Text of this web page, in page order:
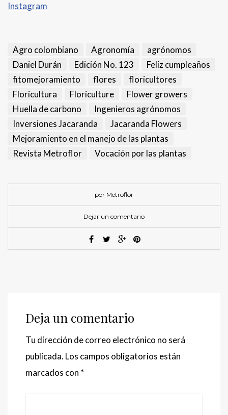
Instagram
Agro colombiano Agronomía
agrónomos
Daniel Durán
Edición No. 123
Feliz cumpleaños
fitomejoramiento
flores
floricultores
Floricultura
Floriculture
Flower growers
Huella de carbono
Ingenieros agrónomos
Inversiones Jacaranda
Jacaranda Flowers
Mejoramiento en el manejo de las plantas
Revista Metroflor
Vocación por las plantas
por Metroflor
Dejar un comentario
Deja un comentario
Tu dirección de correo electrónico no será
publicada. Los campos obligatorios están
marcados con *